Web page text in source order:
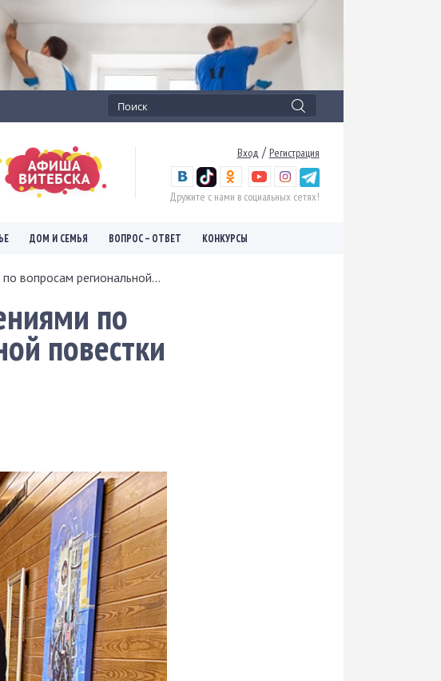
Вход / Регистрация
Дружите с нами в социальных сетях!
ДОМ И СЕМЬЯ ВОПРОС – ОТВЕТ КОНКУРСЫ
вопросам региональной...
по
повестки